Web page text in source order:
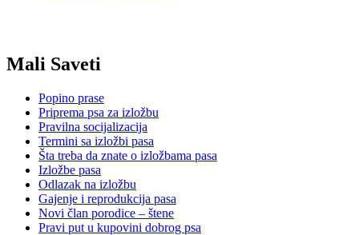
Mali Saveti
Popino prase
Priprema psa za izložbu
Pravilna socijalizacija
Termini sa izložbi pasa
Šta treba da znate o izložbama pasa
Izložbe pasa
Odlazak na izložbu
Gajenje i reprodukcija pasa
Novi član porodice – štene
Pravi put u kupovini dobrog psa